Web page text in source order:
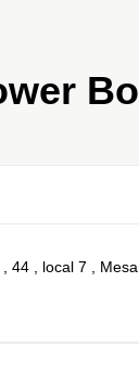
44 , local 7 ,